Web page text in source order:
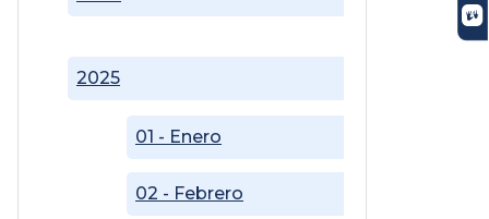
2025
01 - Enero
02 - Febrero